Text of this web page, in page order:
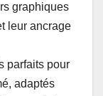
graphiques
leur ancrage
parfaits pour
adaptés